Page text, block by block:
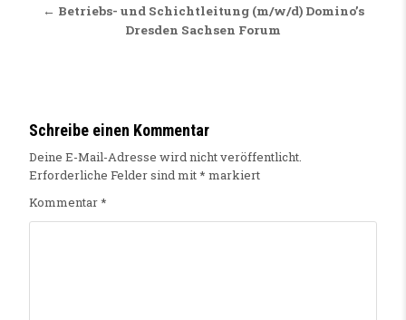
← Betriebs- und Schichtleitung (m/w/d) Domino’s
Dresden Sachsen Forum
Schreibe einen Kommentar
Deine E-Mail-Adresse wird nicht veröffentlicht.
Erforderliche Felder sind mit* markiert
Kommentar*